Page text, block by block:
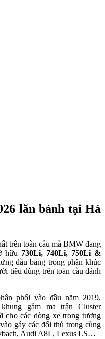
lăn bánh tại Hà
trên toàn cầu mà BMW đang
hữu 730Li, 740Li, 750Li &
đầu bảng trong phân khúc
tiêu dùng trên toàn cầu đánh
phối vào đầu năm 2019,
gầm ma trận Cluster
cho các dòng xe trong tương
gáy các đối thủ trong cùng
Audi A8L, Lexus LS…